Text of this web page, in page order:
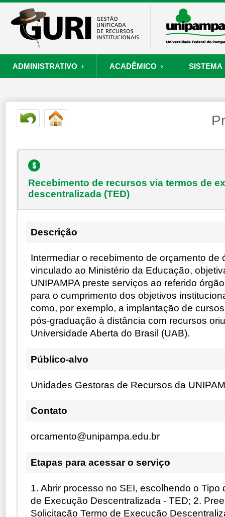
ADMINISTRATIVO ›
Convênios
ACADÊMICO ›
Processo Seletivo
Autenticar Documento
SISTEMA
Painel de Suporte
Recebimento de recursos via termos de
descentralizada (TED)
Descrição
Intermediar o recebimento de orçamento de
vinculado ao Ministério da Educação,
UNIPAMPA preste serviços ao referido
para o cumprimento dos objetivos
como, por exemplo, a implantação de
pós-graduação à distância com recursos
Universidade Aberta do Brasil (UAB).
Público-alvo
Unidades Gestoras de Recursos da
Contato
orcamento@unipampa.edu.br
Etapas para acessar o serviço
1. Abrir processo no SEI, escolhendo o Tipo
de Execução Descentralizada - TED; 2.
Solicitação Termo de Execução